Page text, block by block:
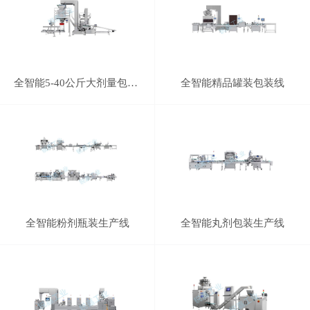
全智能5-40公斤大剂量包装生产线（半自动） 全智能精品罐装包装线
全智能粉剂瓶装生产线 全智能丸剂包装生产线